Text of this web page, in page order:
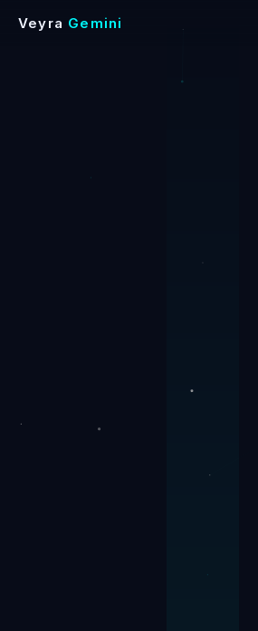
Veyra Gemini